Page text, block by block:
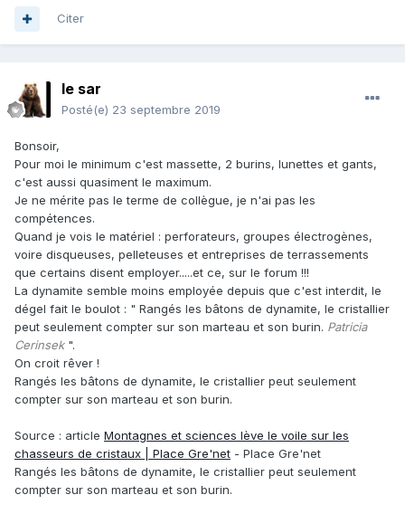
Citer
le sar
Posté(e) 23 septembre 2019
Bonsoir,
Pour moi le minimum c'est massette, 2 burins, lunettes et gants,
c'est aussi quasiment le maximum.
Je ne mérite pas le terme de collègue, je n'ai pas les
compétences.
Quand je vois le matériel : perforateurs, groupes électrogènes,
voire disqueuses, pelleteuses et entreprises de terrassements
que certains disent employer.....et ce, sur le forum !!!
La dynamite semble moins employée depuis que c'est interdit, le
dégel fait le boulot : " Rangés les bâtons de dynamite, le cristallier
peut seulement compter sur son marteau et son burin. Patricia
Cerinsek ".
On croit rêver !
Rangés les bâtons de dynamite, le cristallier peut seulement
compter sur son marteau et son burin.
Source : article Montagnes et sciences lève le voile sur les
chasseurs de cristaux | Place Gre'net - Place Gre'net
Rangés les bâtons de dynamite, le cristallier peut seulement
compter sur son marteau et son burin.